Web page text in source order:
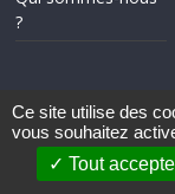
?
Copyright ©
Theme ColorMag
Ce site utilise des
vous souhaitez
Tout